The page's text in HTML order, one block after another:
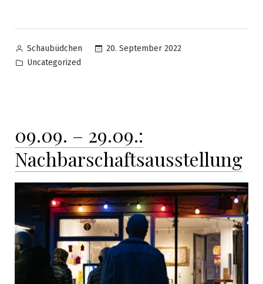
Schaubüdchen
20. September 2022
Uncategorized
09.09. – 29.09.:
Nachbarschaftsausstellung